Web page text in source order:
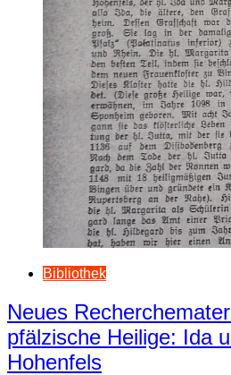
Bibliothek
Neues
pfälzische Heilige: Ida
Hohenfels